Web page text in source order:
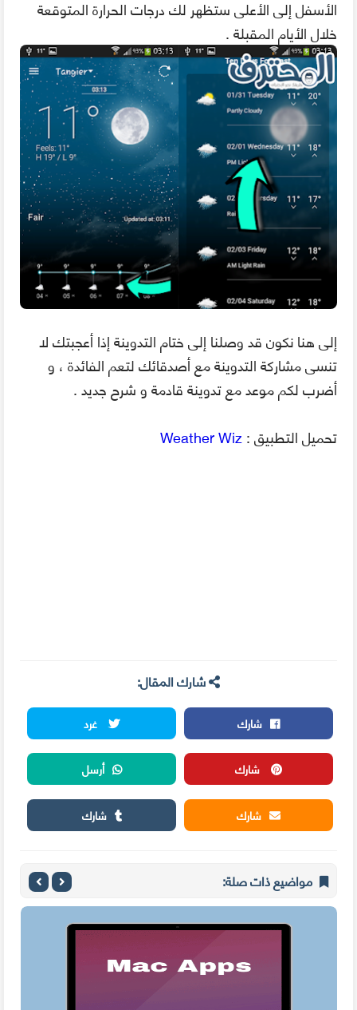
الأسفل إلى الأعلى ستظهر لك درجات الحرارة المتوقعة
خلال الأيام المقبلة .
إلى هنا نكون قد وصلنا إلى ختام التدوينة إذا أعجبتك لا
تنسى مشاركة التدوينة مع أصدقائك لتعم الفائدة ، و
أضرب لكم موعد مع تدوينة قادمة و شرح جديد .
تحميل التطبيق :Weather Wiz
شارك المقال:
شارك
غرد
شارك
أرسل
شارك
شارك
مواضيع ذات صلة: